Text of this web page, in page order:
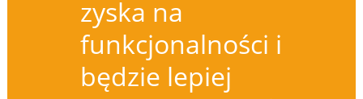
zyska na
funkcjonalności i
będzie lepiej